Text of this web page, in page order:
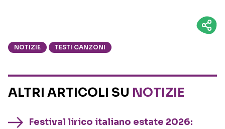
NOTIZIE TESTI CANZONI
ALTRI ARTICOLI SU NOTIZIE
Festival lirico italiano estate 2026: